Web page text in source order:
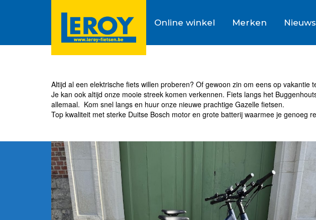
Online winkel Merken Nieuws
Altijd al een elektrische fiets willen proberen? Of gewoon zin om eens op
Je kan ook altijd onze mooie streek komen verkennen. Fiets langs het
allemaal. Kom snel langs en huur onze nieuwe prachtige Gazelle fietsen.
Top kwaliteit met sterke Duitse Bosch motor en grote batterij waarmee je genoeg